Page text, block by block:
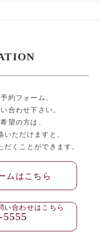
約フォーム、
合わせ下さい。
望の方は、
いただけますと、
くことができます。
ムはこちら
い合わせはこちら